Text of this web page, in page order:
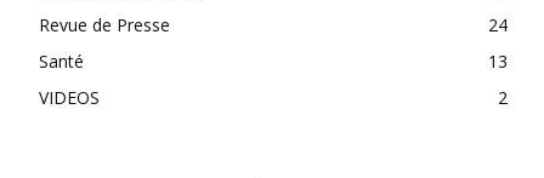
Revue de Presse
24
Santé
13
VIDEOS
2